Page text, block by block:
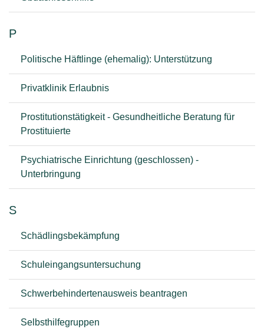
P
Politische Häftlinge (ehemalig): Unterstützung
Privatklinik Erlaubnis
Prostitutionstätigkeit - Gesundheitliche Beratung für
Prostituierte
Psychiatrische Einrichtung (geschlossen) -
Unterbringung
S
Schädlingsbekämpfung
Schuleingangsuntersuchung
Schwerbehindertenausweis beantragen
Selbsthilfegruppen